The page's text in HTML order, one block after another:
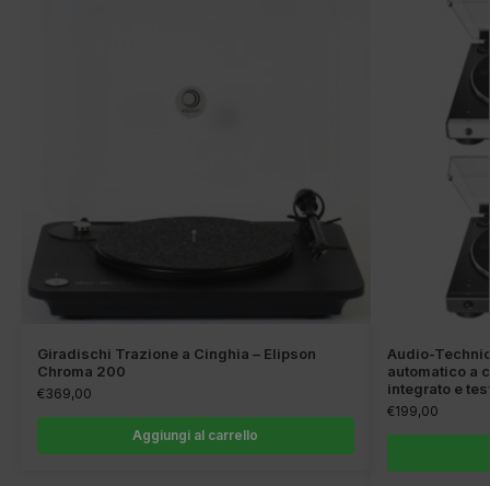
Giradischi Trazione a Cinghia – Elipson
Chroma 200
€369,00
Aggiungi al carrello
Audio-
automatico a
integrato e
€199,00